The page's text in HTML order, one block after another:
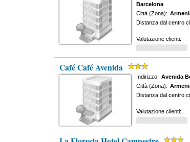
Barcelona
Città (Zona):
Distanza dal centro
Valutazione clienti:
Café Café Avenida
Indirizzo: Avenida
Città (Zona):
Distanza dal centro
Valutazione clienti: